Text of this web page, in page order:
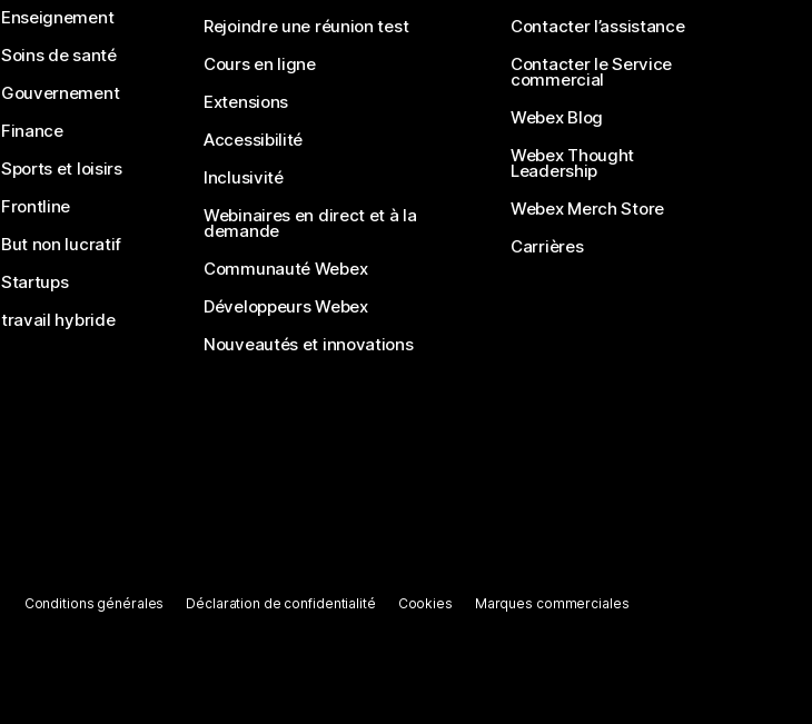
Enseignement
Soins de santé
Gouvernement
Finance
Sports et loisirs
Frontline
But non lucratif
Startups
travail hybride
Rejoindre une réunion test
Cours en ligne
Extensions
Accessibilité
Inclusivité
Webinaires en direct et à la
demande
Communauté Webex
Développeurs Webex
Nouveautés et innovations
Contacter l’assistance
Contacter le Service
commercial
Webex Blog
Webex Thought
Leadership
Webex Merch Store
Carrières
Conditions générales Déclaration de confidentialité Cookies Marques commerciales